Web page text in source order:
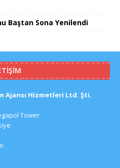
Baştan Sona Yenilendi
Ajansı Hizmetleri Ltd. Şti.
Tower